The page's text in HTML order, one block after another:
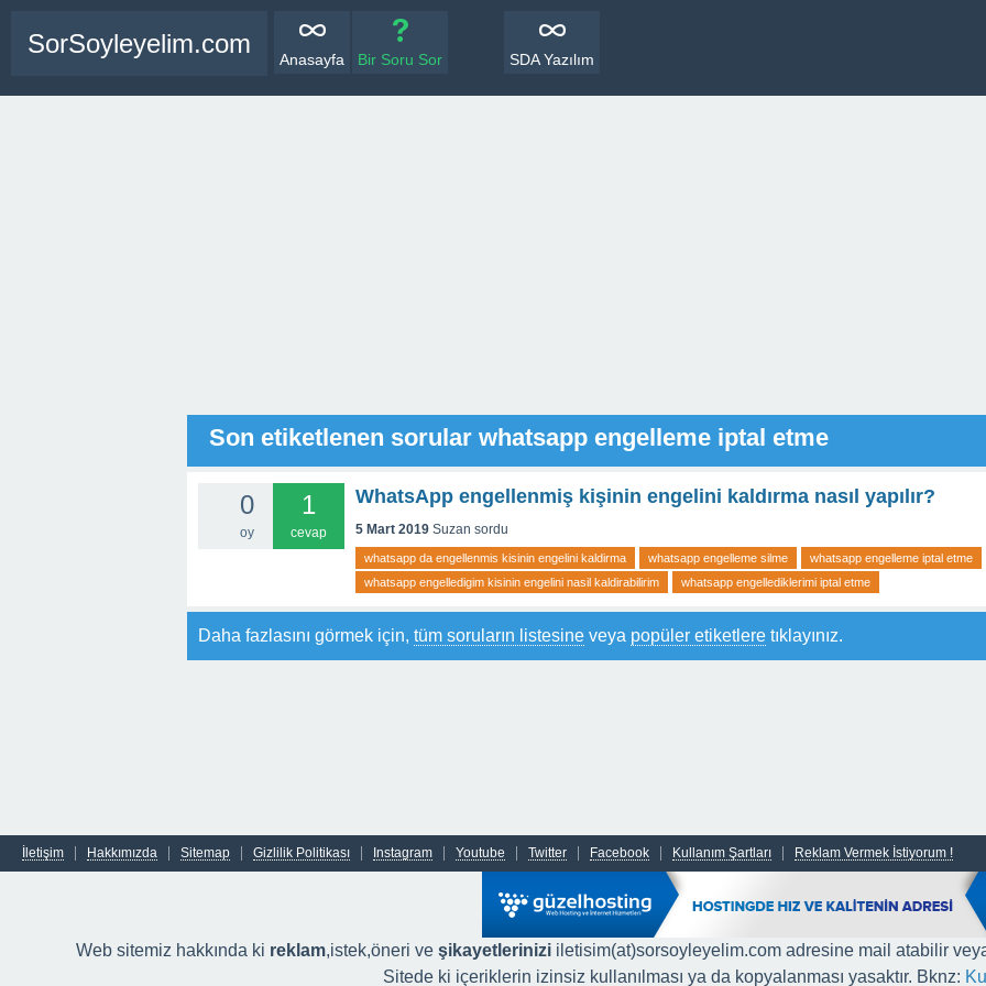
SorSoyleyelim.com
Anasayfa Bir Soru Sor SDA Yazılım
Son etiketlenen sorular whatsapp engelleme iptal etme
0
oy
1
cevap
WhatsApp engellenmiş kişinin engelini kaldırma nasıl yapılır?
5 Mart 2019 Suzan sordu
whatsapp da engellenmis kisinin engelini kaldirma whatsapp engelleme silme
whatsapp engelleme iptal etme
whatsapp engelledigim kisinin engelini nasil kaldirabilirim
whatsapp engellediklerimi iptal etme
Daha fazlasını görmek için, tüm soruların listesine veya popüler etiketlere tıklayınız.
İletişim Hakkımızda Sitemap Gizlilik Politikası Instagram Youtube Twitter Facebook Kullanım Şartları Reklam Vermek İstiyorum !
Web sitemiz hakkında ki reklam,istek,öneri ve şikayetlerinizi iletisim(at)sorsoyleyelim.com adresine mail atabilir
Sitede ki içeriklerin izinsiz kullanılması ya da kopyalanması yasaktır. Bknz: